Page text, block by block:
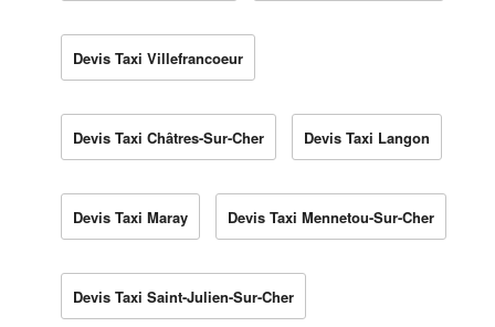
Devis Taxi Villefrancoeur
Devis Taxi Châtres-Sur-Cher Devis Taxi Langon
Devis Taxi Maray Devis Taxi Mennetou-Sur-Cher
Devis Taxi Saint-Julien-Sur-Cher